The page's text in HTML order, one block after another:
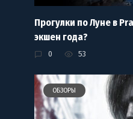
Прогулки по Луне в
экшен года?
0 53
ОБЗОРЫ